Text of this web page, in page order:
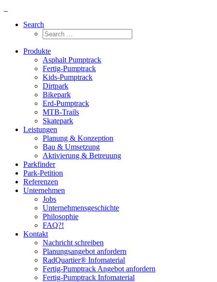
Search
Produkte
Asphalt Pumptrack
Fertig-Pumptrack
Kids-Pumptrack
Dirtpark
Bikepark
Erd-Pumptrack
MTB-Trails
Skatepark
Leistungen
Planung & Konzeption
Bau & Umsetzung
Aktivierung & Betreuung
Parkfinder
Park-Petition
Referenzen
Unternehmen
Jobs
Unternehmensgeschichte
Philosophie
FAQ?!
Kontakt
Nachricht schreiben
Planungsangebot anfordern
RadQuartier® Infomaterial
Fertig-Pumptrack Angebot anfordern
Fertig-Pumptrack Infomaterial